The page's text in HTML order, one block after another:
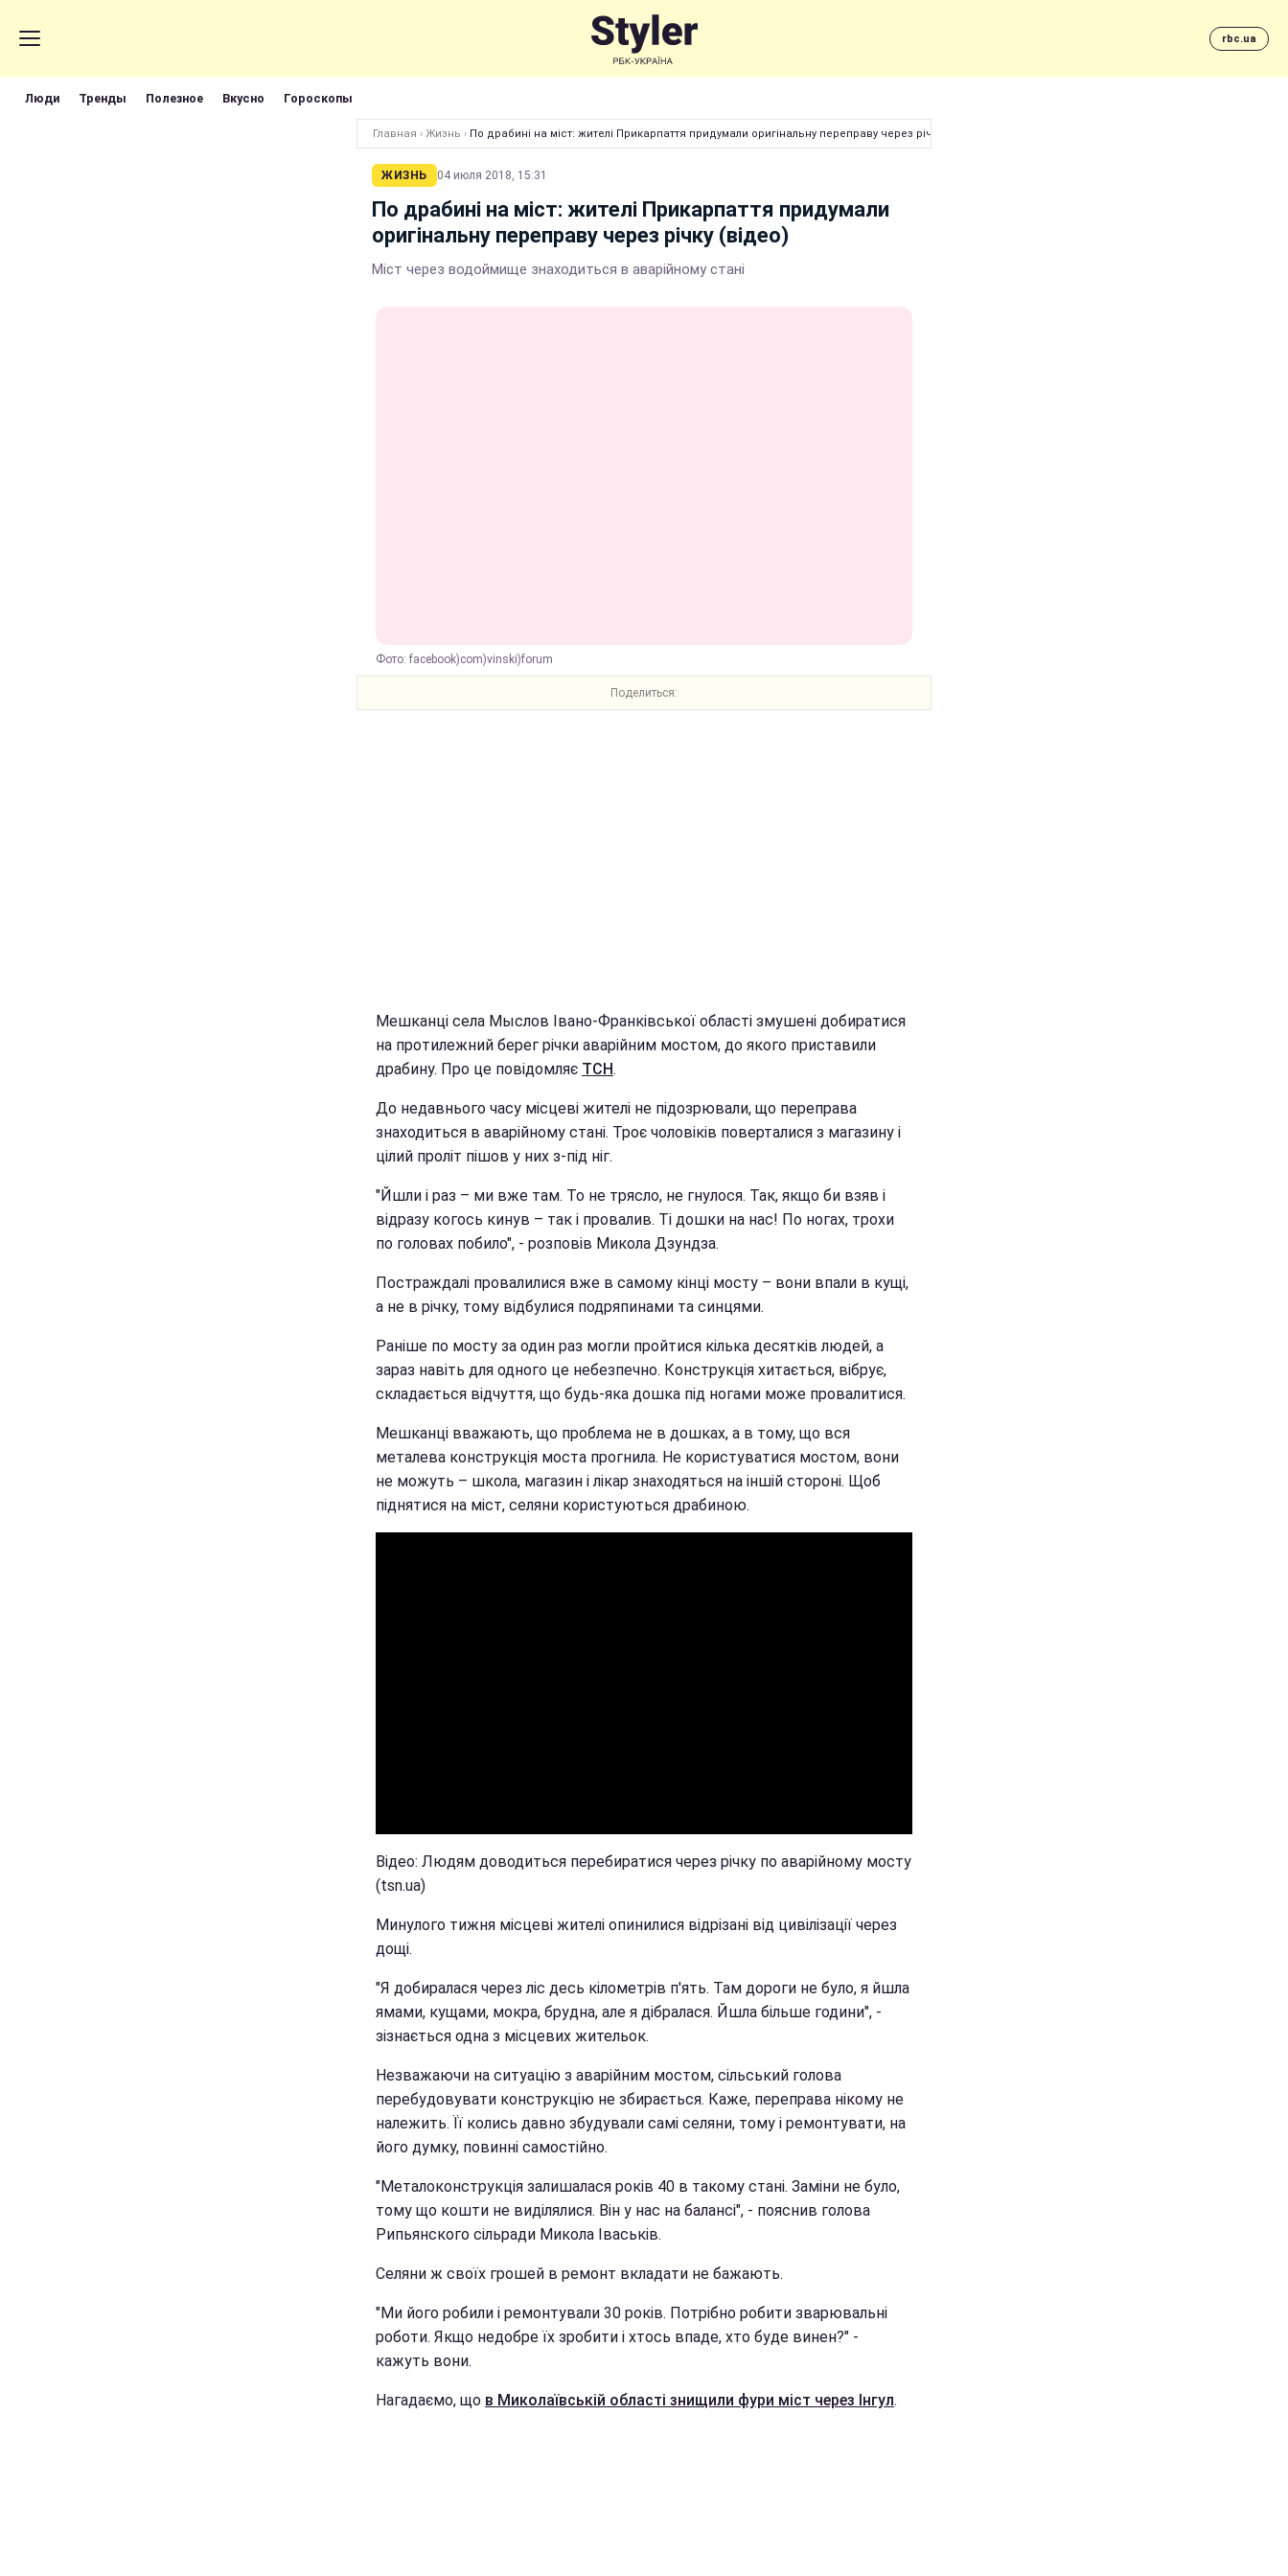
rbc.ua
Люди Тренды Полезное Вкусно Гороскопы
Главная › Жизнь › По драбині на міст: жителі Прикарпаття придумали оригінальну переправу через річку (відео)
ЖИЗНЬ 04 июля 2018, 15:31
По драбині на міст: жителі Прикарпаття придумали
оригінальну переправу через річку (відео)
Міст через водоймище знаходиться в аварійному стані
Фото: facebook)com)vinski)forum
Поделиться:
Мешканці села Мыслов Івано-Франківської області змушені добиратися
на протилежний берег річки аварійним мостом, до якого приставили
драбину. Про це повідомляє ТСН.
До недавнього часу місцеві жителі не підозрювали, що переправа
знаходиться в аварійному стані. Троє чоловіків поверталися з магазину і
цілий проліт пішов у них з-під ніг.
"Йшли і раз – ми вже там. То не трясло, не гнулося. Так, якщо би взяв і
відразу когось кинув – так і провалив. Ті дошки на нас! По ногах, трохи
по головах побило", - розповів Микола Дзундза.
Постраждалі провалилися вже в самому кінці мосту – вони впали в кущі,
а не в річку, тому відбулися подряпинами та синцями.
Раніше по мосту за один раз могли пройтися кілька десятків людей, а
зараз навіть для одного це небезпечно. Конструкція хитається, вібрує,
складається відчуття, що будь-яка дошка під ногами може провалитися.
Мешканці вважають, що проблема не в дошках, а в тому, що вся
металева конструкція моста прогнила. Не користуватися мостом, вони
не можуть – школа, магазин і лікар знаходяться на іншій стороні. Щоб
піднятися на міст, селяни користуються драбиною.
Відео: Людям доводиться перебиратися через річку по аварійному мосту
(tsn.ua)
Минулого тижня місцеві жителі опинилися відрізані від цивілізації через
дощі.
"Я добиралася через ліс десь кілометрів п'ять. Там дороги не було, я йшла
ямами, кущами, мокра, брудна, але я дібралася. Йшла більше години", -
зізнається одна з місцевих жительок.
Незважаючи на ситуацію з аварійним мостом, сільський голова
перебудовувати конструкцію не збирається. Каже, переправа нікому не
належить. Її колись давно збудували самі селяни, тому і ремонтувати, на
його думку, повинні самостійно.
"Металоконструкція залишалася років 40 в такому стані. Заміни не було,
тому що кошти не виділялися. Він у нас на балансі", - пояснив голова
Рипьянского сільради Микола Іваськів.
Селяни ж своїх грошей в ремонт вкладати не бажають.
"Ми його робили і ремонтували 30 років. Потрібно робити зварювальні
роботи. Якщо недобре їх зробити і хтось впаде, хто буде винен?" -
кажуть вони.
Нагадаємо, що в Миколаївській області знищили фури міст через Інгул.